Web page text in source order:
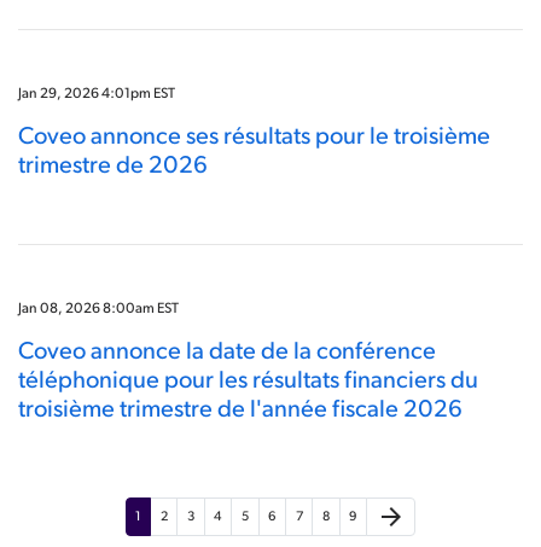
Jan 29, 2026 4:01pm EST
Coveo annonce ses résultats pour le troisième
trimestre de 2026
Jan 08, 2026 8:00am EST
Coveo annonce la date de la conférence
téléphonique pour les résultats financiers du
troisième trimestre de l'année fiscale 2026
1 2 3 4 5 6 7 8 9 arrow_forward